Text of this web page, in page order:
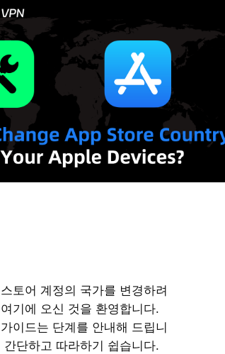
토어 계정의 국가를 변경하려
기에 오신 것을 환영합니다.
이드는 단계를 안내해 드립니
간단하고 따라하기 쉽습니다.